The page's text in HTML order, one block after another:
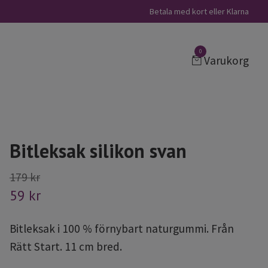
Betala med kort eller Klarna
0
Varukorg
Bitleksak silikon svan
179 kr
59 kr
Bitleksak i 100 % förnybart naturgummi. Från
Rätt Start. 11 cm bred.